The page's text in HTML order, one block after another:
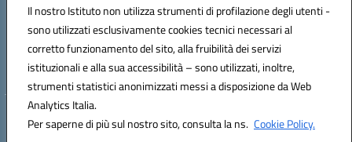
Il nostro Istituto non utilizza strumenti di profilazione degli utenti -
sono utilizzati esclusivamente cookies tecnici necessari al
corretto funzionamento del sito, alla fruibilità dei servizi
istituzionali e alla sua accessibilità – sono utilizzati, inoltre,
strumenti statistici anonimizzati messi a disposizione da Web
Analytics Italia.
Per saperne di più sul nostro sito, consulta la ns. Cookie Policy.
Codice fiscale: 82008750638
Codice meccanografico:NAIS04100B
Codice Indice delle Pubbliche Amministrazioni (IPA): istsc_nais04100b
Codice unico di fatturazione (CUF): UFELOU
Hosting & Powered by 3D Solution S.r.l.
Concept & Design by Designers Italia